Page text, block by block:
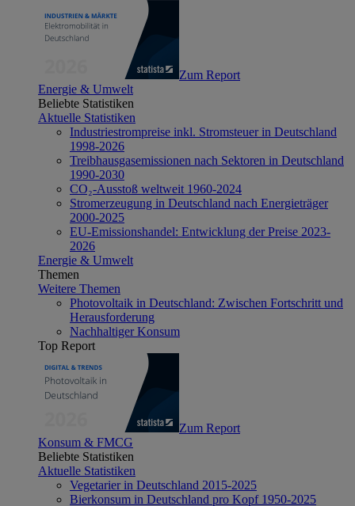
Zum Report
Energie & Umwelt
Beliebte Statistiken
Aktuelle Statistiken
Industriestrompreise inkl. Stromsteuer in Deutschland
1998-2026
Treibhausgasemissionen nach Sektoren in Deutschland
1990-2030
CO₂-Ausstoß weltweit 1960-2024
Stromerzeugung in Deutschland nach Energieträger
2000-2025
EU-Emissionshandel: Entwicklung der Preise 2023-
2026
Energie & Umwelt
Themen
Weitere Themen
Photovoltaik in Deutschland: Zwischen Fortschritt und
Herausforderung
Nachhaltiger Konsum
Top Report
Zum Report
Konsum & FMCG
Beliebte Statistiken
Aktuelle Statistiken
Vegetarier in Deutschland 2015-2025
Bierkonsum in Deutschland pro Kopf 1950-2025